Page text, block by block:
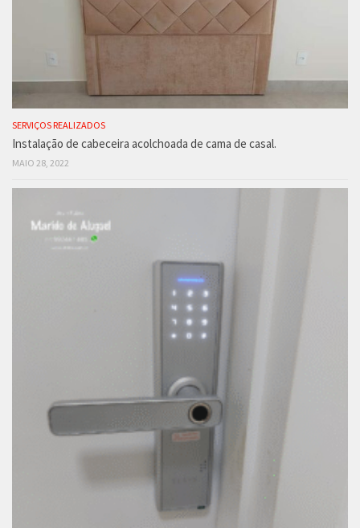
SERVIÇOS REALIZADOS
Instalação de cabeceira acolchoada de cama de casal.
MAIO 28, 2022